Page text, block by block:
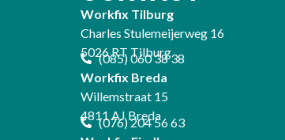
Workfix Tilburg
Charles Stulemeijerweg 16
5026 RT Tilburg
(085) 060 38 38
Workfix Breda
Willemstraat 15
4811 AJ Breda
(076) 204 56 63